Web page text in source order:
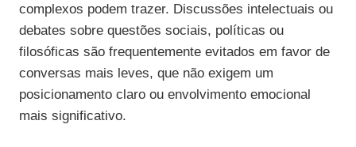
complexos podem trazer. Discussões intelectuais ou
debates sobre questões sociais, políticas ou
filosóficas são frequentemente evitados em favor de
conversas mais leves, que não exigem um
posicionamento claro ou envolvimento emocional
mais significativo.